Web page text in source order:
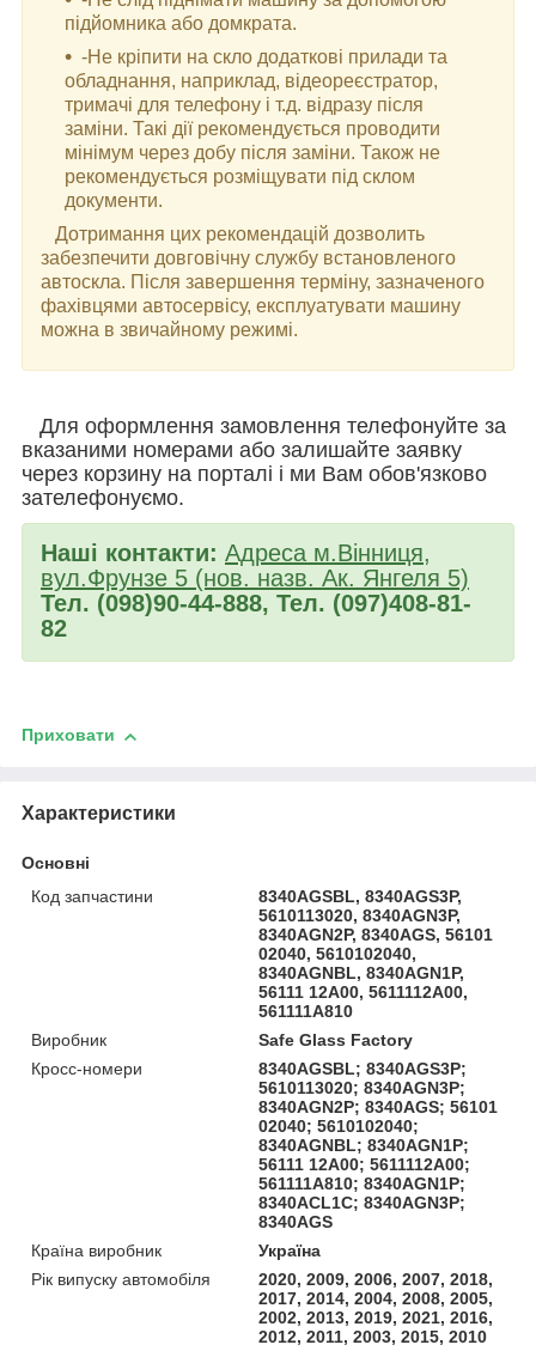
підйомника або домкрата.
-Не кріпити на скло додаткові прилади та
обладнання, наприклад, відеореєстратор,
тримачі для телефону і т.д. відразу після
заміни. Такі дії рекомендується проводити
мінімум через добу після заміни. Також не
рекомендується розміщувати під склом
документи.
Дотримання цих рекомендацій дозволить
забезпечити довговічну службу встановленого
автоскла. Після завершення терміну, зазначеного
фахівцями автосервісу, експлуатувати машину
можна в звичайному режимі.
Для оформлення замовлення телефонуйте за
вказаними номерами або залишайте заявку
через корзину на порталі і ми Вам обов'язково
зателефонуємо.
Наші контакти: Адреса м.Вінниця,
вул.Фрунзе 5 (нов. назв. Ак. Янгеля 5)
Тел. (098)90-44-888, Тел. (097)408-81-
82
Приховати
Характеристики
Основні
Код запчастини
8340AGSBL, 8340AGS3P,
5610113020, 8340AGN3P,
8340AGN2P, 8340AGS, 56101
02040, 5610102040,
8340AGNBL, 8340AGN1P,
56111 12A00, 5611112A00,
561111A810
Виробник
Safe Glass Factory
Кросс-номери
8340AGSBL; 8340AGS3P;
5610113020; 8340AGN3P;
8340AGN2P; 8340AGS; 56101
02040; 5610102040;
8340AGNBL; 8340AGN1P;
56111 12A00; 5611112A00;
561111A810; 8340AGN1P;
8340ACL1C; 8340AGN3P;
8340AGS
Країна виробник
Україна
Рік випуску автомобіля
2020, 2009, 2006, 2007, 2018,
2017, 2014, 2004, 2008, 2005,
2002, 2013, 2019, 2021, 2016,
2012, 2011, 2003, 2015, 2010